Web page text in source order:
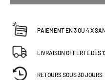
PAIEMENT EN 3 OU 4 X
LIVRAISON OFFERTE DÈS
RETOURS SOUS 30 JOURS